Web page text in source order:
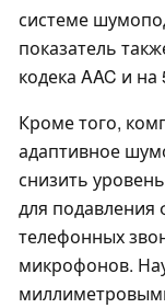
системе
показатель
кодека AAC и на
Кроме того,
адаптивное
снизить
для
телефонных
микрофонов.